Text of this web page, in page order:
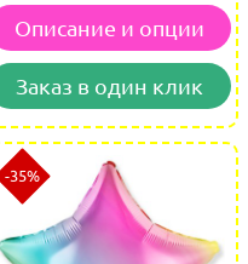
Описание и опции
Заказ в один клик
-35%